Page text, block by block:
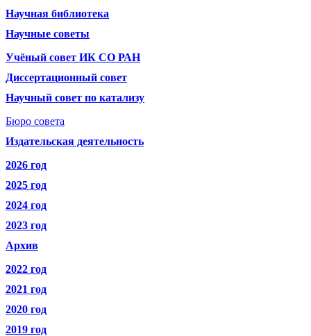
Научная библиотека
Научные советы
Учёный совет ИК СО РАН
Диссертационный совет
Научный совет по катализу
Бюро совета
Издательская деятельность
2026 год
2025 год
2024 год
2023 год
Архив
2022 год
2021 год
2020 год
2019 год